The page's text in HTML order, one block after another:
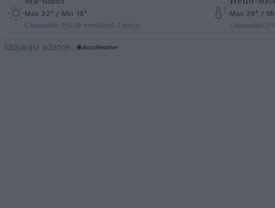
Max 32° / Min 18°
Csapadék: 0% (0 mm)Szél: 7 km/h
Max 36° /
Csapadék:
időjárási adatok: